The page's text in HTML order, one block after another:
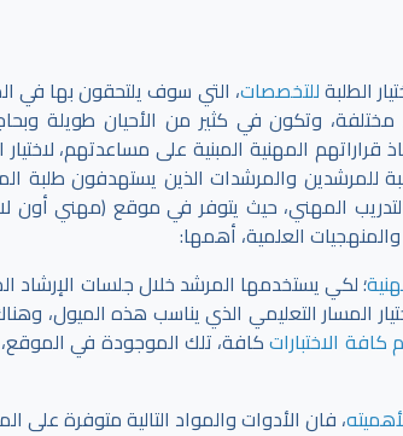
الطلبةللتخصصات، التي سوف يلتحقون بها في
وتكون في كثير من الأحيان طويلة
المهنية المبنية على مساعدتهم،
للمرشدين والمرشدات الذين يستهدفون طلبة
المهني، حيث يتوفر في موقع (مهني أون
العلمية، أهمها:
؛ لكي يستخدمها المرشد خلال جلسات الإرشاد
المسار التعليمي الذي يناسب هذه الميول،
الاختباراتكافة، تلك الموجودة في الموقع،
، فان الأدوات والمواد التالية متوفرة على